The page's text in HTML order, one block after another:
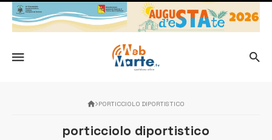
PORTICCIOLO DIPORTISTICO
porticciolo diportistico